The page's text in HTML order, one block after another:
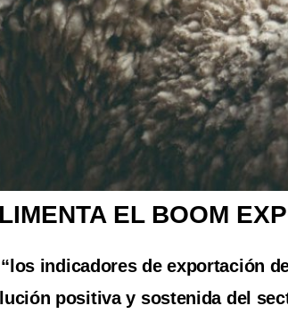
EL BOOM
“los indicadores de exportación
positiva y sostenida del